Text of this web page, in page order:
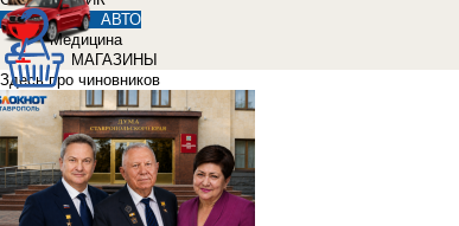
АВТО
Медицина
МАГАЗИНЫ
Здесь про чиновников